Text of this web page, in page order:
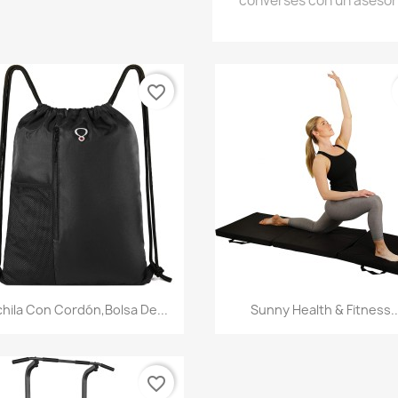
Vista rápida
Con Cordón,bolsa De...
favorite_border
Vista rápida
Sunny Health &
favorite_border